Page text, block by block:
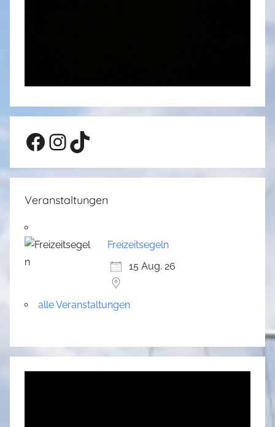
Facebook
Instagram
TikTok
Veranstaltungen
Freizeitsegeln
15 Aug. 26
alle Veranstaltungen